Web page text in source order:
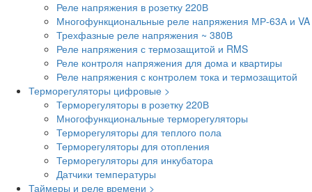
Реле напряжения в розетку 220В
Многофункциональные реле напряжения МР-63А и VA
Трехфазные реле напряжения ~ 380В
Реле напряжения с термозащитой и RMS
Реле контроля напряжения для дома и квартиры
Реле напряжения с контролем тока и термозащитой
Терморегуляторы цифровые >
Терморегуляторы в розетку 220В
Многофункциональные терморегуляторы
Терморегуляторы для теплого пола
Терморегуляторы для отопления
Терморегуляторы для инкубатора
Датчики температуры
Таймеры и реле времени >